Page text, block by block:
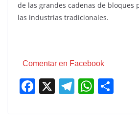
de las grandes cadenas de bloques
las industrias tradicionales.
Comentar en Facebook
F X T W